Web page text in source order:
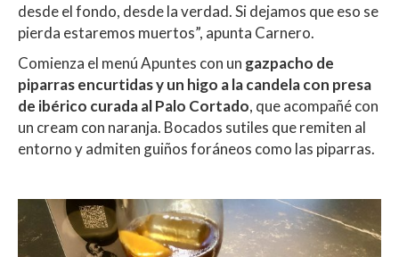
desde el fondo, desde la verdad. Si dejamos que eso se
pierda estaremos muertos”, apunta Carnero.
Comienza el menú Apuntes con un gazpacho de
piparras encurtidas y un higo a la candela con presa
de ibérico curada al Palo Cortado, que acompañé con
un cream con naranja. Bocados sutiles que remiten al
entorno y admiten guiños foráneos como las piparras.